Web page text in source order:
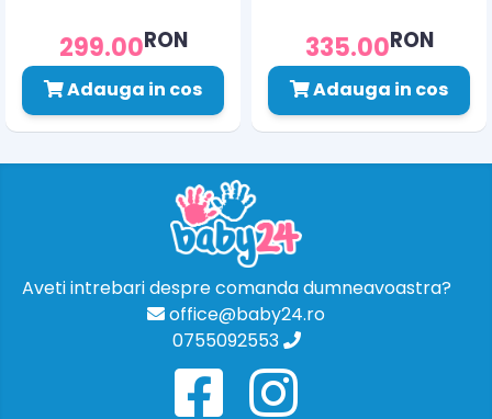
299.00RON
Adauga in cos
335.00RON
Adauga in cos
Aveti intrebari despre comanda dumneavoastra?
office@baby24.ro
0755092553